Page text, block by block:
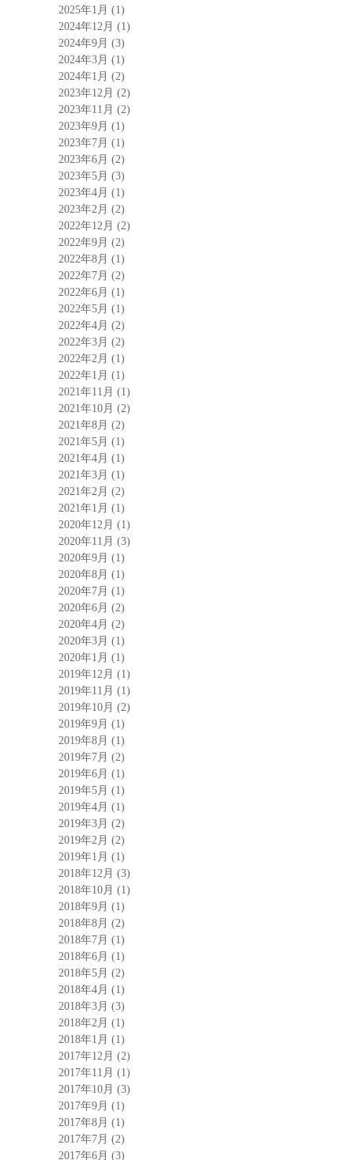
2025年1月 (1)
2024年12月 (1)
2024年9月 (3)
2024年3月 (1)
2024年1月 (2)
2023年12月 (2)
2023年11月 (2)
2023年9月 (1)
2023年7月 (1)
2023年6月 (2)
2023年5月 (3)
2023年4月 (1)
2023年2月 (2)
2022年12月 (2)
2022年9月 (2)
2022年8月 (1)
2022年7月 (2)
2022年6月 (1)
2022年5月 (1)
2022年4月 (2)
2022年3月 (2)
2022年2月 (1)
2022年1月 (1)
2021年11月 (1)
2021年10月 (2)
2021年8月 (2)
2021年5月 (1)
2021年4月 (1)
2021年3月 (1)
2021年2月 (2)
2021年1月 (1)
2020年12月 (1)
2020年11月 (3)
2020年9月 (1)
2020年8月 (1)
2020年7月 (1)
2020年6月 (2)
2020年4月 (2)
2020年3月 (1)
2020年1月 (1)
2019年12月 (1)
2019年11月 (1)
2019年10月 (2)
2019年9月 (1)
2019年8月 (1)
2019年7月 (2)
2019年6月 (1)
2019年5月 (1)
2019年4月 (1)
2019年3月 (2)
2019年2月 (2)
2019年1月 (1)
2018年12月 (3)
2018年10月 (1)
2018年9月 (1)
2018年8月 (2)
2018年7月 (1)
2018年6月 (1)
2018年5月 (2)
2018年4月 (1)
2018年3月 (3)
2018年2月 (1)
2018年1月 (1)
2017年12月 (2)
2017年11月 (1)
2017年10月 (3)
2017年9月 (1)
2017年8月 (1)
2017年7月 (2)
2017年6月 (3)